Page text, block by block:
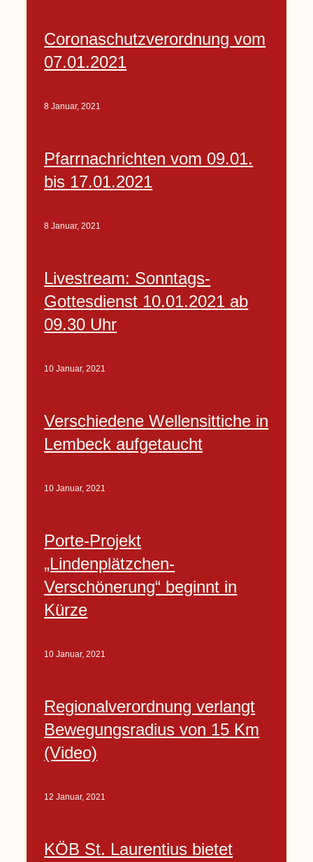
Coronaschutzverordnung vom
07.01.2021
8 Januar, 2021
Pfarrnachrichten vom 09.01.
bis 17.01.2021
8 Januar, 2021
Livestream: Sonntags-
Gottesdienst 10.01.2021 ab
09.30 Uhr
10 Januar, 2021
Verschiedene Wellensittiche in
Lembeck aufgetaucht
10 Januar, 2021
Porte-Projekt
„Lindenplätzchen-
Verschönerung“ beginnt in
Kürze
10 Januar, 2021
Regionalverordnung verlangt
Bewegungsradius von 15 Km
(Video)
12 Januar, 2021
KÖB St. Laurentius bietet